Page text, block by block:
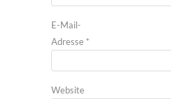
E-Mail-
Adresse *
Website